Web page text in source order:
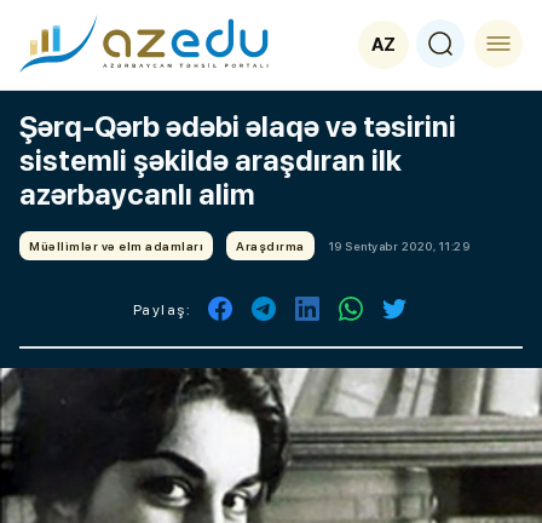
AZ
Şərq-Qərb ədəbi əlaqə və təsirini
sistemli şəkildə araşdıran ilk
azərbaycanlı alim
Müəllimlər və elm adamları Araşdırma 19 Sentyabr 2020, 11:29
Paylaş: